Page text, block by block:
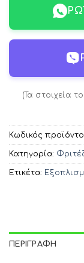
(Τα στοιχεία
Κωδικός
Κατηγορία:
Ετικέτα:
ΠΕΡΙΓΡΑΦΉ